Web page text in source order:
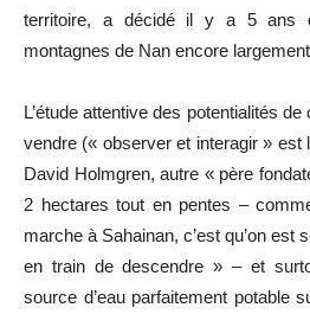
territoire, a décidé il y a 5 ans
montagnes de Nan encore
L’étude attentive des potentialités
vendre (« observer et interagir » est
David Holmgren, autre « père
2 hectares tout en pentes –
marche à Sahainan, c’est qu’on est
en train de descendre » – et
source d’eau parfaitement potable